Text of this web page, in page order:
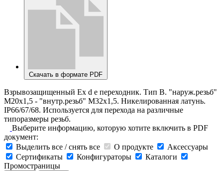
Скачать в формате PDF
Взрывозащищенный Ex d e переходник. Тип В. "наруж.резьб"
М20х1,5 - "внутр.резьб" M32х1,5. Никелированная латунь.
IP66/67/68. Используется для перехода на различные
типоразмеры резьб.
Выберите информацию, которую хотите включить в PDF
документ:
Выделить все / снять все
О продукте
Аксессуары
Сертификаты
Конфигураторы
Каталоги
Промостраницы